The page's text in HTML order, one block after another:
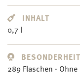
INHALT
0,7 l
289 Flaschen ·